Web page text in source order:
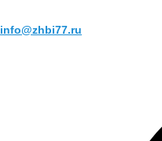
info@zhbi77.ru